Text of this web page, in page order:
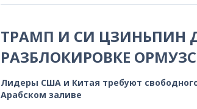
ТРАМП И СИ ЦЗИНЬПИН
РАЗБЛОКИРОВКЕ
Лидеры США и Китая требуют
Арабском заливе